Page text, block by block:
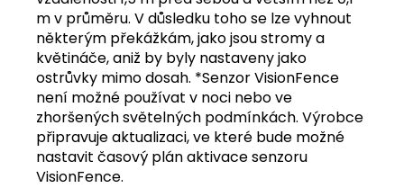
m v průměru. V důsledku toho se lze vyhnout
některým překážkám, jako jsou stromy a
květináče, aniž by byly nastaveny jako
ostrůvky mimo dosah. *Senzor VisionFence
není možné používat v noci nebo ve
zhoršených světelných podmínkách. Výrobce
připravuje aktualizaci, ve které bude možné
nastavit časový plán aktivace senzoru
VisionFence.